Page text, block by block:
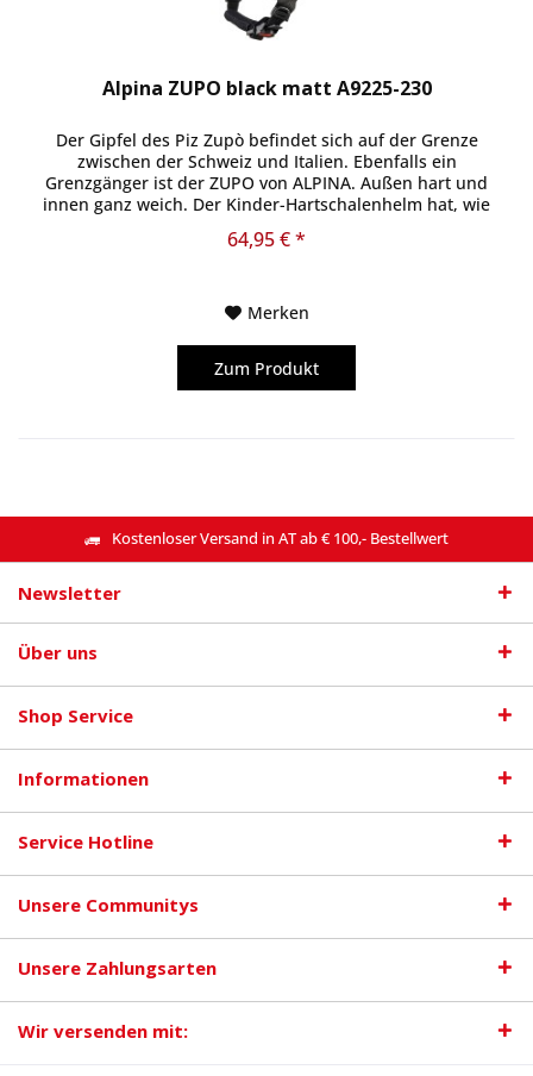
Alpina ZUPO black matt A9225-230
Der Gipfel des Piz Zupò befindet sich auf der Grenze
zwischen der Schweiz und Italien. Ebenfalls ein
Grenzgänger ist der ZUPO von ALPINA. Außen hart und
innen ganz weich. Der Kinder-Hartschalenhelm hat, wie
64,95 € *
Merken
Zum Produkt
Kostenloser Versand in AT ab € 100,- Bestellwert
Newsletter
Über uns
Shop Service
Informationen
Service Hotline
Unsere Communitys
Unsere Zahlungsarten
Wir versenden mit: